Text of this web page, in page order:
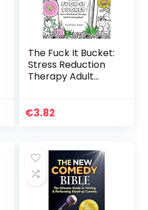
The Fuck It Bucket:
Stress Reduction
Therapy Adult
€3.82